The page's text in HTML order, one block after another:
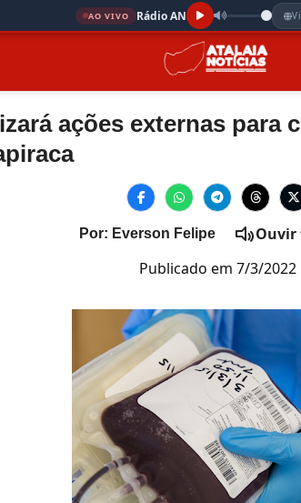
AO VIVO Rádio AN
ações externas para
Por: Everson Felipe
Ouvir
Publicado em 7/3/2022